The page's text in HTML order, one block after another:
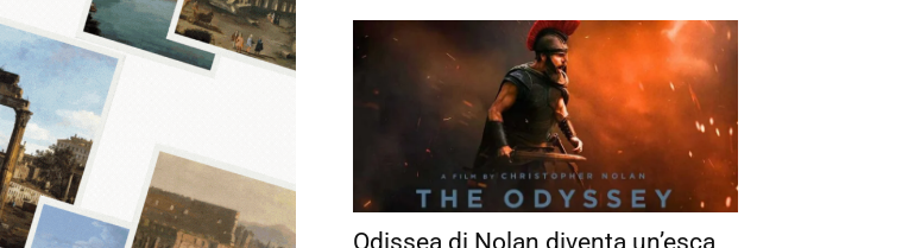
Odissea di Nolan diventa un’esca